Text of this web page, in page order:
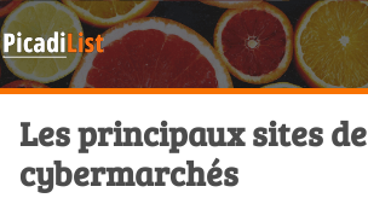
Les principaux sites de
cybermarchés